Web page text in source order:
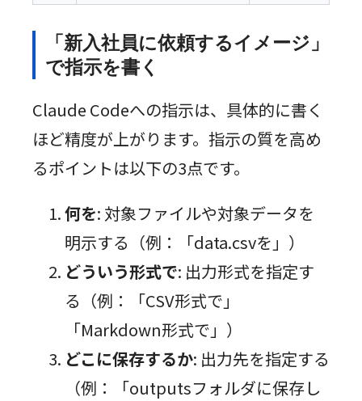
「新入社員に依頼するイメージ」
で指示を書く
Claude Codeへの指示は、具体的に書く
ほど精度が上がります。指示の質を高め
るポイントは以下の3点です。
何を: 対象ファイルや対象データを
明示する（例：「data.csvを」）
どういう形式で: 出力形式を指定す
る（例：「CSV形式で」
「Markdown形式で」）
どこに保存するか: 出力先を指定する
（例：「outputsフォルダに保存し